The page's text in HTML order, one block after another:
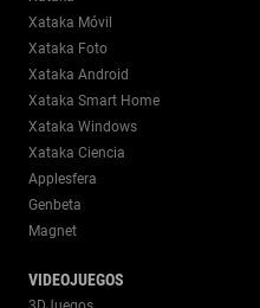
Xataka Móvil
Xataka Foto
Xataka Android
Xataka Smart Home
Xataka Windows
Xataka Ciencia
Applesfera
Genbeta
Magnet
VIDEOJUEGOS